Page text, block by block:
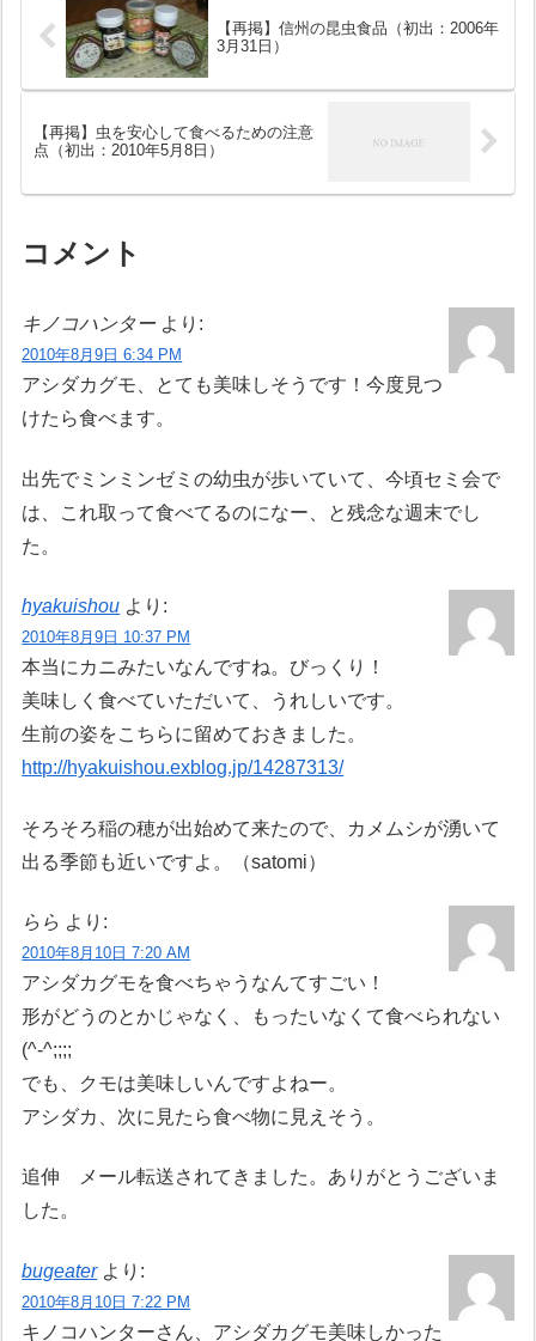
【再掲】信州の昆虫食品（初出：2006年
3月31日）
【再掲】虫を安心して食べるための注意
点（初出：2010年5月8日）
コメント
キノコハンター より:
2010年8月9日 6:34 PM
アシダカグモ、とても美味しそうです！今度見つ
けたら食べます。
出先でミンミンゼミの幼虫が歩いていて、今頃セミ会で
は、これ取って食べてるのになー、と残念な週末でし
た。
hyakuishou より:
2010年8月9日 10:37 PM
本当にカニみたいなんですね。びっくり！
美味しく食べていただいて、うれしいです。
生前の姿をこちらに留めておきました。
http://hyakuishou.exblog.jp/14287313/
そろそろ稲の穂が出始めて来たので、カメムシが湧いて
出る季節も近いですよ。（satomi）
らら より:
2010年8月10日 7:20 AM
アシダカグモを食べちゃうなんてすごい！
形がどうのとかじゃなく、もったいなくて食べられない
(^-^;;;;
でも、クモは美味しいんですよねー。
アシダカ、次に見たら食べ物に見えそう。
追伸 メール転送されてきました。ありがとうございま
した。
bugeater より:
2010年8月10日 7:22 PM
キノコハンターさん、アシダカグモ美味しかった